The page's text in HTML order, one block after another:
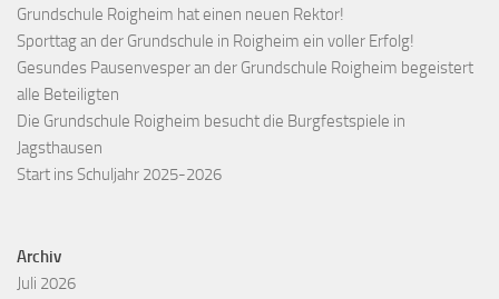
Grundschule Roigheim hat einen neuen Rektor!
Sporttag an der Grundschule in Roigheim ein voller Erfolg!
Gesundes Pausenvesper an der Grundschule Roigheim begeistert
alle Beteiligten
Die Grundschule Roigheim besucht die Burgfestspiele in
Jagsthausen
Start ins Schuljahr 2025-2026
Archiv
Juli 2026